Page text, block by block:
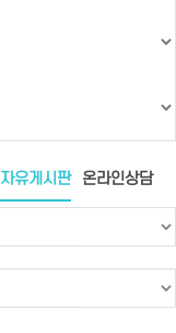
자유게시판 온라인상담